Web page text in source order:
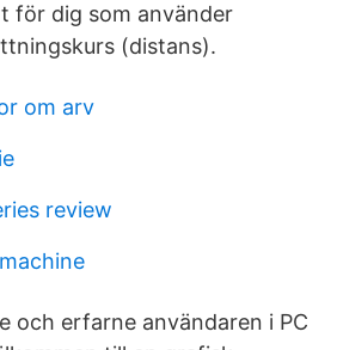
för dig som använder
(distans).
om arv
review
och erfarne användaren i PC